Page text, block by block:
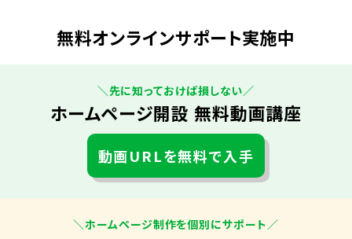
無料オンラインサポート実施中
＼先に知っておけば損しない／
ホームページ開設 無料動画講座
動画URLを無料で入手
＼ホームページ制作を個別にサポート／